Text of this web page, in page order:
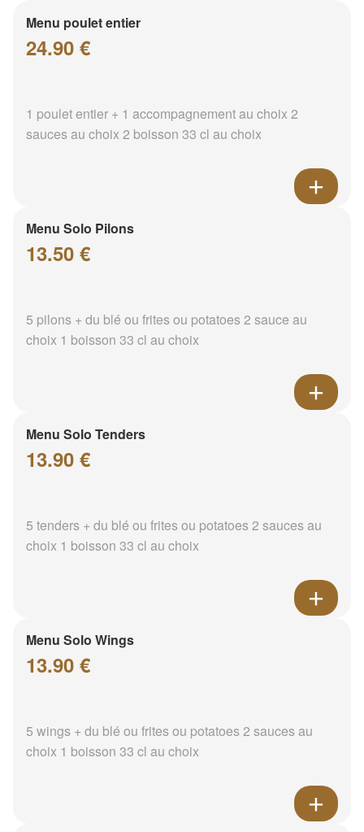
Menu poulet entier
24.90 €
1 poulet entier + 1 accompagnement au choix 2
sauces au choix 2 boisson 33 cl au choix
Menu Solo Pilons
13.50 €
5 pilons + du blé ou frites ou potatoes 2 sauce au
choix 1 boisson 33 cl au choix
Menu Solo Tenders
13.90 €
5 tenders + du blé ou frites ou potatoes 2 sauces au
choix 1 boisson 33 cl au choix
Menu Solo Wings
13.90 €
5 wings + du blé ou frites ou potatoes 2 sauces au
choix 1 boisson 33 cl au choix